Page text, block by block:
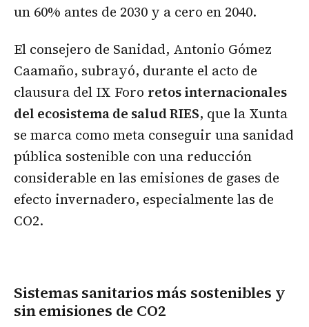
un 60% antes de 2030 y a cero en 2040.
El consejero de Sanidad, Antonio Gómez
Caamaño, subrayó, durante el acto de
clausura del IX Foro retos internacionales
del ecosistema de salud RIES, que la Xunta
se marca como meta conseguir una sanidad
pública sostenible con una reducción
considerable en las emisiones de gases de
efecto invernadero, especialmente las de
CO2.
Sistemas sanitarios más sostenibles y
sin emisiones de CO2